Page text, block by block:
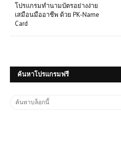
โปรแกรมทำนามบัตรอย่างง่าย
เสมือนมืออาชีพ ด้วย PK-Name
Card
ค้นหาโปรแกรมฟรี